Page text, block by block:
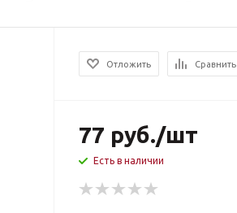
Отложить Сравнить
77 руб./шт
Есть в наличии